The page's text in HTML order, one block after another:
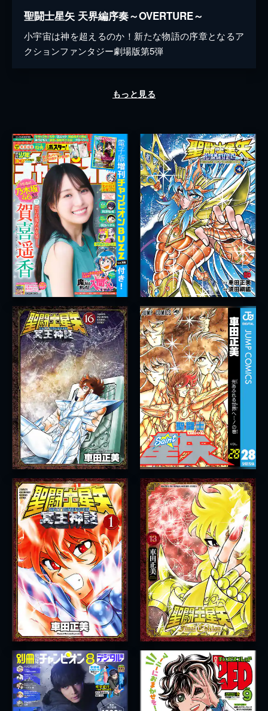
聖闘士星矢 天界編序奏～OVERTURE～
小宇宙は神を超えるのか！新たな物語の序章となるア
クションファンタジー劇場版第5弾
もっと見る